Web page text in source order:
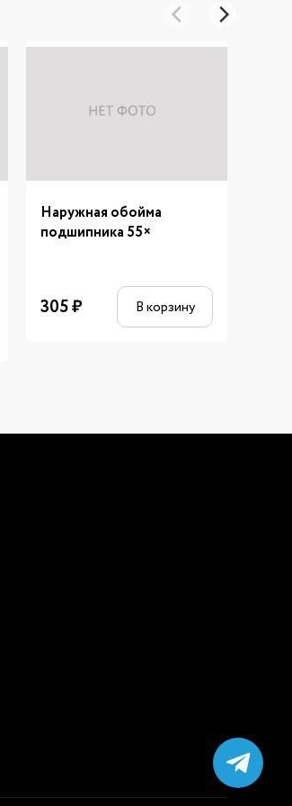
Наружная обойма
подшипника 55×
305₽ В корзину